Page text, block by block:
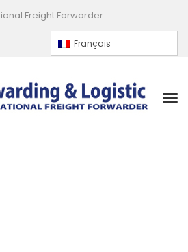
Freight Forwarder
Françai